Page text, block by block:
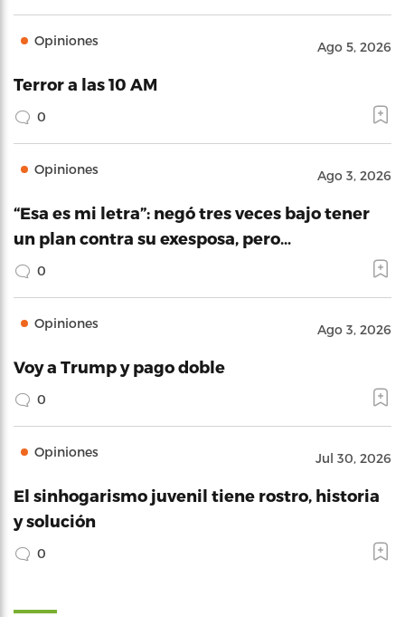
Opiniones Ago 5, 2026
Terror a las 10 AM
0
Opiniones Ago 3, 2026
“Esa es mi letra”: negó tres veces bajo tener
un plan contra su exesposa, pero…
0
Opiniones Ago 3, 2026
Voy a Trump y pago doble
0
Opiniones Jul 30, 2026
El sinhogarismo juvenil tiene rostro, historia
y solución
0